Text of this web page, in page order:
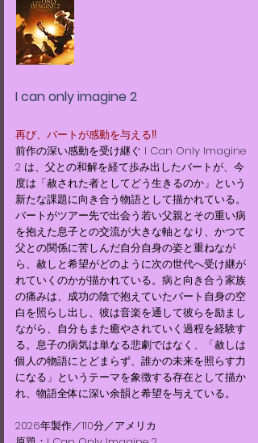
I can only imagine 2
再び、バートが感動を与える‼
​前作の深い感動を受け継ぐ I Can Only Imagine
2 は、父との和解を経て歩み出したバートが、今
度は「赦された者としてどう生きるのか」という
新たな課題に向き合う物語として描かれている。
バートがツアー先で出会う若い父親とその重い病
を抱えた息子との交流が大きな軸となり、かつて
父との関係に苦しんだ自分自身の姿と重ねなが
ら、赦しと希望がどのように次の世代へ受け継が
れていくのかが描かれている。病と向き合う家族
の痛みは、成功の陰で抱えていたバート自身の空
白を照らし出し、彼は音楽を通して彼らを励まし
ながら、自分もまた癒やされていく過程を経験す
る。息子の病気は単なる悲劇ではなく、「赦しは
個人の物語にとどまらず、誰かの未来を照らす力
になる」というテーマを象徴する存在として描か
れ、物語全体に深い余韻と希望を与えている。
​2026年製作／110分／アメリカ